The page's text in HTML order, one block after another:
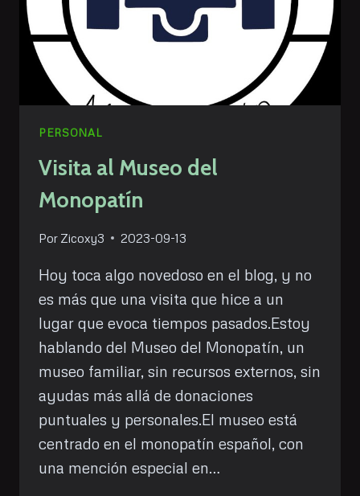
PERSONAL
Visita al Museo del
Monopatín
Por Zicoxy3 2023-09-13
Hoy toca algo novedoso en el blog, y no
es más que una visita que hice a un
lugar que evoca tiempos pasados.Estoy
hablando del Museo del Monopatín, un
museo familiar, sin recursos externos, sin
ayudas más allá de donaciones
puntuales y personales.El museo está
centrado en el monopatín español, con
una mención especial en…